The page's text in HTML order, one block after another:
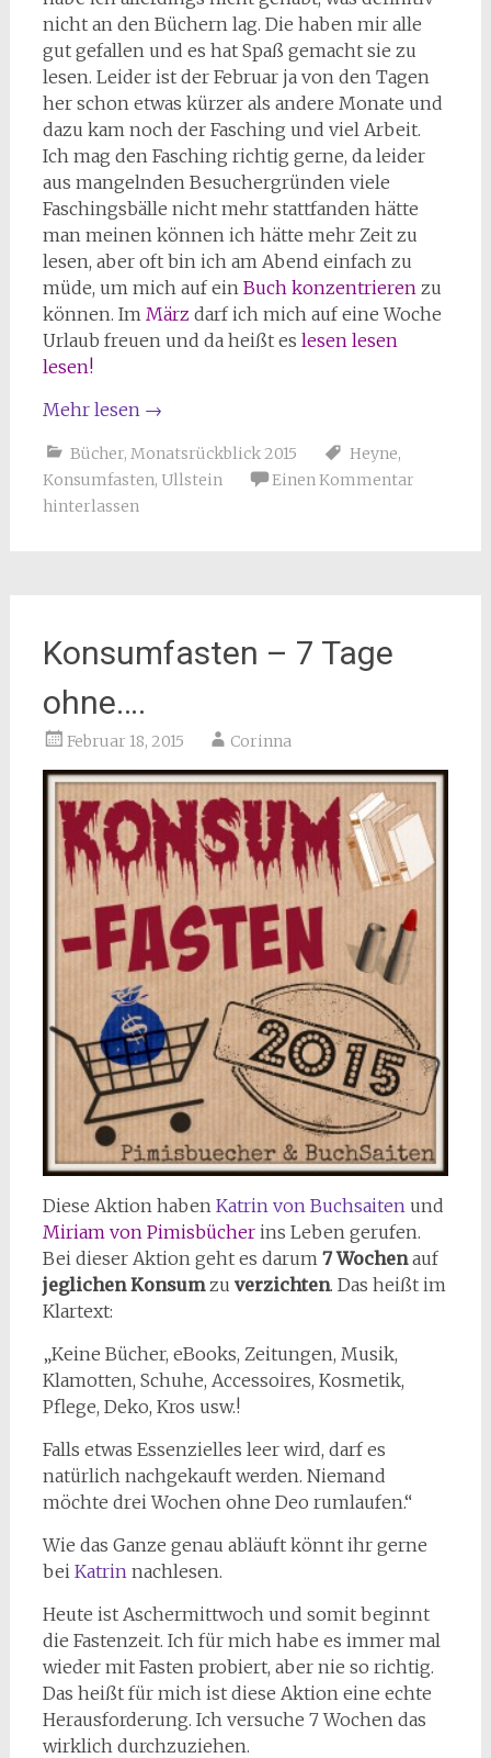
nicht an den Büchern lag. Die haben mir alle
gut gefallen und es hat Spaß gemacht sie zu
lesen. Leider ist der Februar ja von den Tagen
her schon etwas kürzer als andere Monate und
dazu kam noch der Fasching und viel Arbeit.
Ich mag den Fasching richtig gerne, da leider
aus mangelnden Besuchergründen viele
Faschingsbälle nicht mehr stattfanden hätte
man meinen können ich hätte mehr Zeit zu
lesen, aber oft bin ich am Abend einfach zu
müde, um mich auf ein Buch konzentrieren zu
können. Im März darf ich mich auf eine Woche
Urlaub freuen und da heißt es lesen lesen
lesen!
Mehr lesen →
Bücher, Monatsrückblick 2015 Heyne,
Konsumfasten, Ullstein
Einen Kommentar
hinterlassen
Konsumfasten – 7 Tage
ohne….
Februar 18, 2015 Corinna
Diese Aktion haben Katrin von Buchsaitenund
Miriam von Pimisbücherins Leben gerufen.
Bei dieser Aktion geht es darum 7 Wochenauf
jeglichen Konsumzu verzichten. Das heißt im
Klartext:
„Keine Bücher, eBooks, Zeitungen, Musik,
Klamotten, Schuhe, Accessoires, Kosmetik,
Pflege, Deko, Kros usw.!
Falls etwas Essenzielles leer wird, darf es
natürlich nachgekauft werden. Niemand
möchte drei Wochen ohne Deo rumlaufen.“
Wie das Ganze genau abläuft könnt ihr gerne
bei Katrinnachlesen.
Heute ist Aschermittwoch und somit beginnt
die Fastenzeit. Ich für mich habe es immer mal
wieder mit Fasten probiert, aber nie so richtig.
Das heißt für mich ist diese Aktion eine echte
Herausforderung. Ich versuche 7 Wochen das
wirklich durchzuziehen.